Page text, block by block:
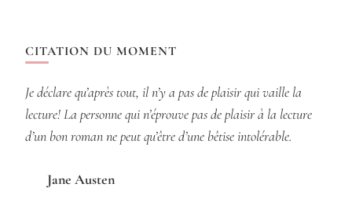
CITATION DU MOMENT
Je déclare qu’après tout, il n’y a pas de plaisir qui vaille la
lecture! La personne qui n’éprouve pas de plaisir à la lecture
d’un bon roman ne peut qu’être d’une bêtise intolérable.
Jane Austen